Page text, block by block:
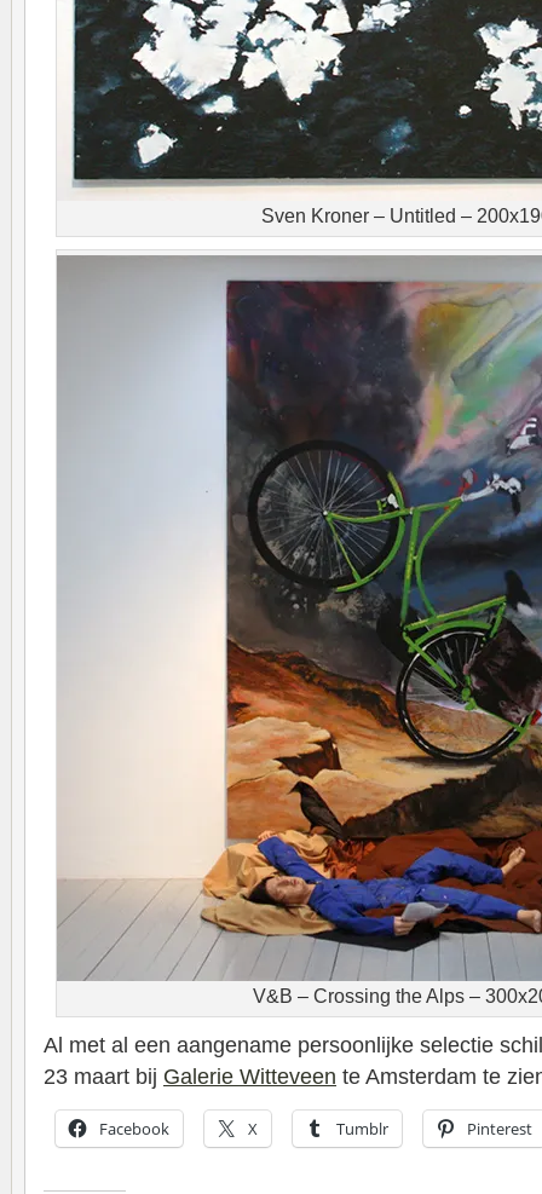
Sven Kroner – Untitled –
V&B – Crossing the Alps –
Al met al een aangename persoonlijke selectie
23 maart bij Galerie Witteveen te Amsterdam te
Facebook X Tumblr Pinterest